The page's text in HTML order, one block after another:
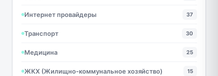
Интернет провайдеры 37
Транспорт 30
Медицина 25
ЖКХ (Жилищно-коммунальное хозяйство) 15